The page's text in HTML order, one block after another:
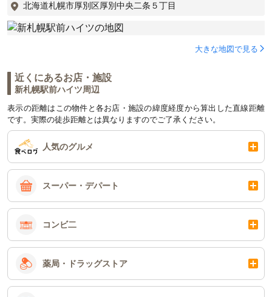
北海道札幌市厚別区厚別中央二条５丁目
大きな地図で見る
近くにあるお店・施設
新札幌駅前ハイツ周辺
表示の距離はこの物件と各お店・施設の緯度経度から算出した直線距離
です。実際の徒歩距離とは異なりますのでご了承ください。
人気のグルメ
スーパー・デパート
コンビ二
薬局・ドラッグストア